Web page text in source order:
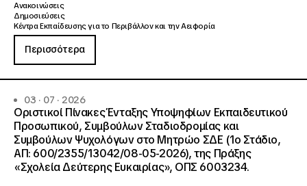
Ανακοινώσεις
Δημοσιεύσεις
Κέντρα Εκπαίδευσης για το Περιβάλλον και την Αειφορία
Περισσότερα
03 · 07 · 2026
Οριστικοί Πίνακες Ένταξης Υποψηφίων Εκπαιδευτικού
Προσωπικού, Συμβούλων Σταδιοδρομίας και
Συμβούλων Ψυχολόγων στο Μητρώο ΣΔΕ (1ο Στάδιο,
ΑΠ: 600/2355/13042/08-05-2026), της Πράξης
«Σχολεία Δεύτερης Ευκαιρίας», ΟΠΣ 6003234.